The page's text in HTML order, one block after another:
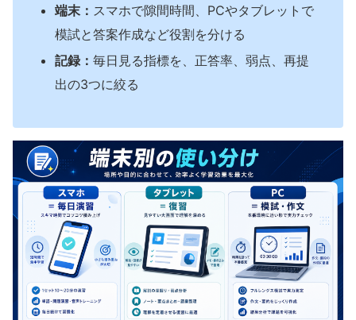
端末： スマホで隙間時間、PCやタブレットで
模試と答案作成など役割を分ける
記録：毎日見る指標を、正答率、弱点、再提
出の3つに絞る